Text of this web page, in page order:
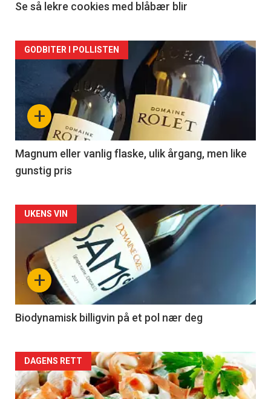
2
Se så lekre cookies med blåbær blir
Forsiden
akkurat
nå
3
+
GODBITER I POLLISTEN
Magnum eller vanlig flaske, ulik årgang, men like
gunstig pris
Forsiden
akkurat
nå
4
+
UKENS VIN
Biodynamisk billigvin på et pol nær deg
Forsiden
akkurat
DAGENS RETT